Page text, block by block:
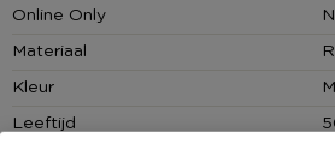
• Voor het versieren van jouw unieke
Online Only
Materiaal
Kleur
Leeftijd